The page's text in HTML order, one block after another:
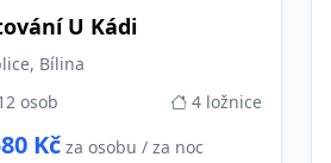
U Kádi
Bílina
osob
4 ložnice
Kč za osobu / za noc